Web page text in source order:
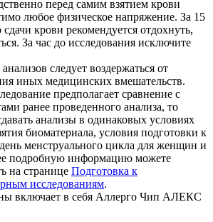
перед самим взятием крови
любое физическое напряжение. За 15
крови рекомендуется отдохнуть,
За час до исследования исключите
следует воздержаться от
иных медицинских вмешательств.
предполагает сравнение с
ранее проведенного анализа, то
анализы в одинаковых условиях
биоматериала, условия подготовки к
менструального цикла для женщин и
подробную информацию можете
на странице Подготовка к
исследованиям.
включает в себя Аллерго Чип АЛЕКС